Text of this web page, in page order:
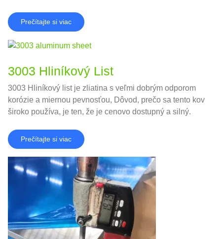
Prečítajte si viac
3003 Hliníkový List
3003 Hliníkový list je zliatina s veľmi dobrým odporom
korózie a miernou pevnosťou, Dôvod, prečo sa tento kov
široko používa, je ten, že je cenovo dostupný a silný.
Prečítajte si viac